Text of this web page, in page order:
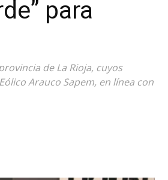
para
de La Rioja, cuyos
Arauco Sapem, en línea con